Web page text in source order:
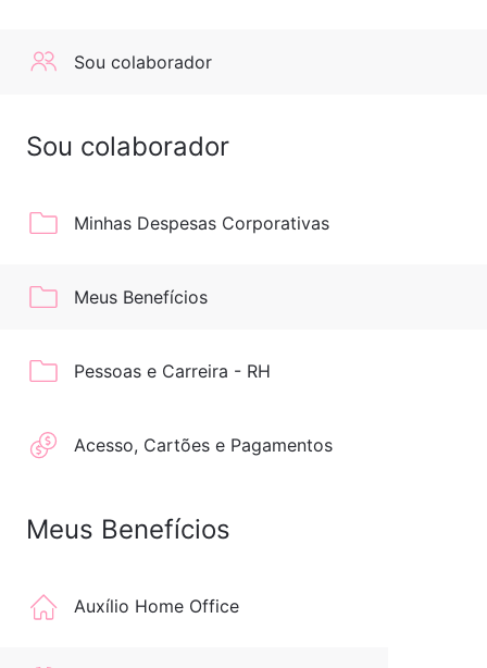
Sou colaborador
Sou colaborador
Minhas Despesas Corporativas
Meus Benefícios
Pessoas e Carreira - RH
Acesso, Cartões e Pagamentos
Meus Benefícios
Auxílio Home Office